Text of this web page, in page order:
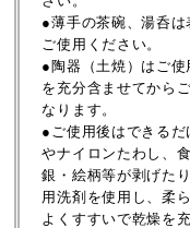
●薄手の茶碗、湯呑
ご使用ください。
●陶器（土焼）はご
を充分含ませてから
なります。
●ご使用後はできる
やナイロンたわし、
銀・絵柄等が剥げた
用洗剤を使用し、柔
よくすすいで乾燥を